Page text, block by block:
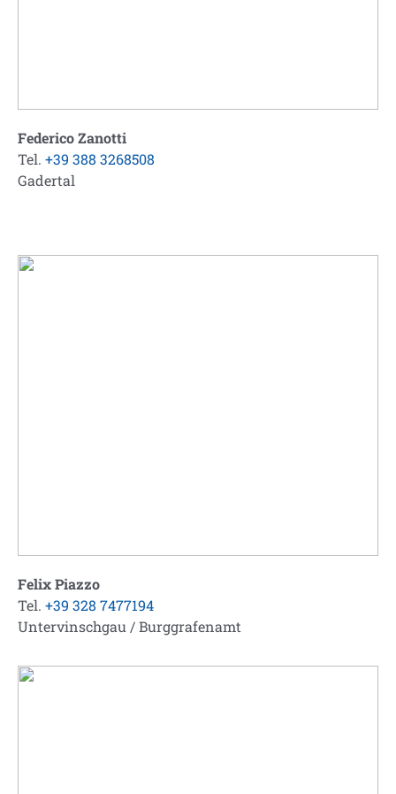
Federico Zanotti
Tel. +39 388 3268508
Gadertal
Felix Piazzo
Tel. +39 328 7477194
Untervinschgau / Burggrafenamt